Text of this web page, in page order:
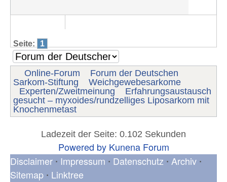
Seite: 1
Online-Forum
Forum der Deutschen
Sarkom-Stiftung
Weichgewebesarkome
Experten/Zweitmeinung
Erfahrungsaustausch
gesucht – myxoides/rundzelliges Liposarkom mit
Knochenmetast
Ladezeit der Seite: 0.102 Sekunden
Powered by Kunena Forum
Disclaimer • Impressum • Datenschutz • Archiv •
Sitemap • Linktree